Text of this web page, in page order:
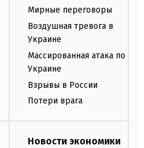
Мирные переговоры
Воздушная тревога в
Украине
Массированная атака по
Украине
Взрывы в России
Потери врага
Новости экономики